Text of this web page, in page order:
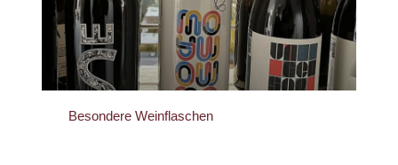
Besondere Weinflaschen